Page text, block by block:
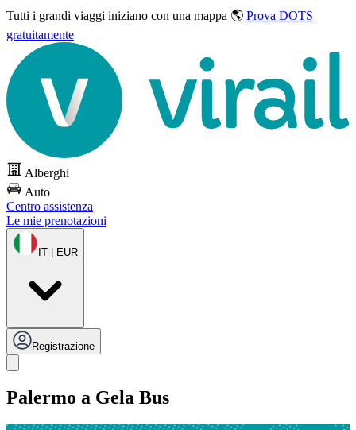
Tutti i grandi viaggi iniziano con una mappa 🌎 Prova DOTS
gratuitamente
Alberghi
Auto
Centro assistenza
Le mie prenotazioni
IT | EUR
Registrazione
Palermo a Gela Bus